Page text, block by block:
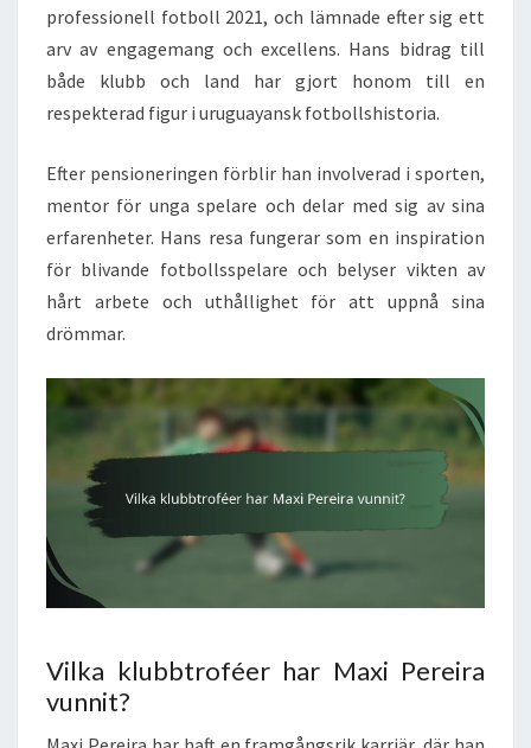
professionell fotboll 2021, och lämnade efter sig ett
arv av engagemang och excellens. Hans bidrag till
både klubb och land har gjort honom till en
respekterad figur i uruguayansk fotbollshistoria.
Efter pensioneringen förblir han involverad i sporten,
mentor för unga spelare och delar med sig av sina
erfarenheter. Hans resa fungerar som en inspiration
för blivande fotbollsspelare och belyser vikten av
hårt arbete och uthållighet för att uppnå sina
drömmar.
Vilka klubbtroféer har Maxi Pereira
vunnit?